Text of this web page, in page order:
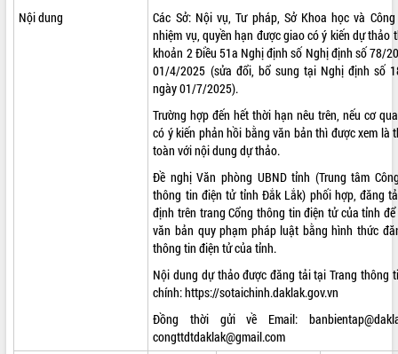
và tặng quà người dân xã Cư Pui
Hội nghị UBND tỉnh Đắk Lắk thường kỳ
Lễ truy tặng danh hiệu “Bà Mẹ Việt
UBND tỉnh Đắk Lắk triển khai nhiệm
Kỳ họp thứ Hai, Hội đồng nhân dân
Nội dung
Các Sở: Nội vụ, Tư pháp, Sở Khoa học và
nhiệm vụ, quyền hạn được giao có ý kiến dự thảo
khoản 2 Điều 51a Nghị định số Nghị định số 78/
01/4/2025 (sửa đổi, bổ sung tại Nghị định số
ngày 01/7/2025).
Trường hợp đến hết thời hạn nêu trên, nếu cơ
có ý kiến phản hồi bằng văn bản thì được xem là
toàn với nội dung dự thảo.
Đề nghị Văn phòng UBND tỉnh (Trung tâm
thông tin điện tử tỉnh Đắk Lắk) phối hợp, đăng
định trên trang Cổng thông tin điện tử của tỉnh
văn bản quy phạm pháp luật bằng hình thức
thông tin điện tử của tỉnh.
Nội dung dự thảo được đăng tải tại Trang thông
chính: https://sotaichinh.daklak.gov.vn
Đồng thời gửi về Email:
congttdtdaklak@gmail.com